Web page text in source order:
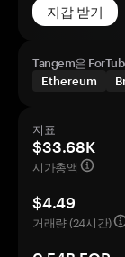
지갑 받기
Tangem은
Ethereum
지표
$33.68K
시가총액
$4.49
거래량 (24시간)